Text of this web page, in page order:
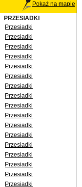
Pokaż na mapie
PRZESIADKI
Przesiadki
Przesiadki
Przesiadki
Przesiadki
Przesiadki
Przesiadki
Przesiadki
Przesiadki
Przesiadki
Przesiadki
Przesiadki
Przesiadki
Przesiadki
Przesiadki
Przesiadki
Przesiadki
Przesiadki